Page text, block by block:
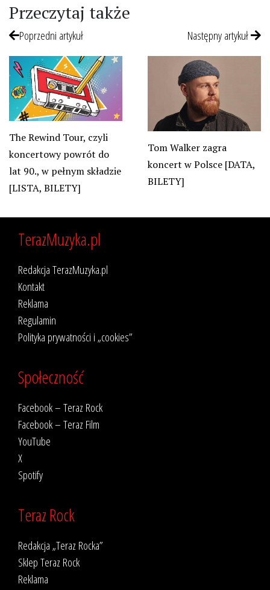
Przeczytaj także
Poprzedni artykuł
The Rewind Tour, czyli
koncertowy powrót do
lat 90., w pełnym składzie
[LISTA, BILETY]
Następny artykuł
Tom Walker zagra
koncert w Polsce [DATA,
BILETY]
TerazMuzyka.pl
Redakcja TerazMuzyka.pl
Kontakt
Reklama
Regulamin
Polityka prywatności i „cookies”
Społeczność
Facebook – Teraz Rock
Facebook – Teraz Film
YouTube
X
Spotify
Teraz Rock
Redakcja „Teraz Rocka”
Sklep Teraz Rock
Reklama